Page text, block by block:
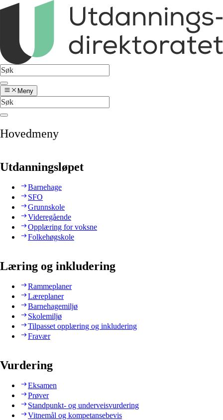
Meny
Hovedmeny
Utdanningsløpet
Barnehage
SFO
Grunnskole
Videregående
Opplæring for voksne
Folkehøgskole
Læring og inkludering
Rammeplaner
Læreplaner
Barnehagemiljø
Skolemiljø
Tilpasset opplæring og inkludering
Fravær
Vurdering
Eksamen
Prøver
Standpunkt- og underveisvurdering
Vitnemål og kompetansebevis